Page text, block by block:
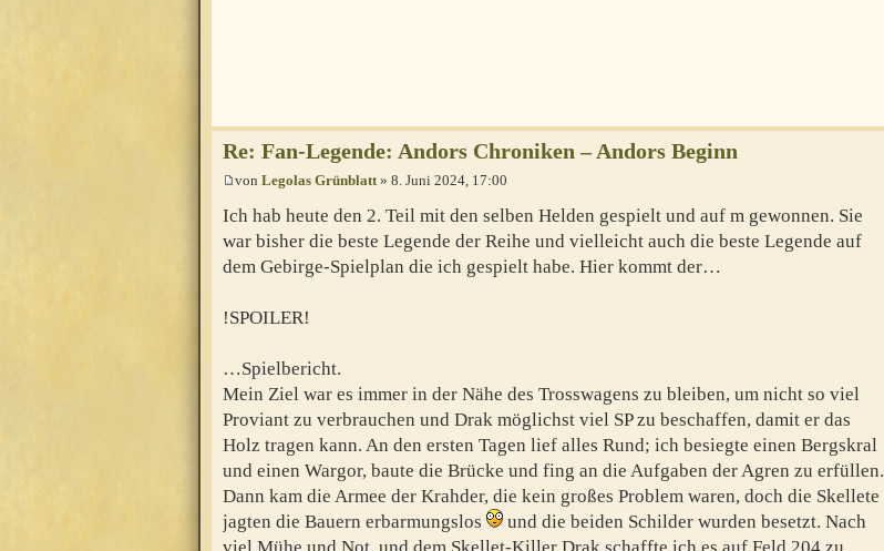
Re: Fan-Legende: Andors Chroniken – Andors Beginn
von Legolas Grünblatt » 8. Juni 2024, 17:00
Ich hab heute den 2. Teil mit den selben Helden gespielt und auf m gewonnen. Sie
war bisher die beste Legende der Reihe und vielleicht auch die beste Legende auf
dem Gebirge-Spielplan die ich gespielt habe. Hier kommt der…
!SPOILER!
…Spielbericht.
Mein Ziel war es immer in der Nähe des Trosswagens zu bleiben, um nicht so viel
Proviant zu verbrauchen und Drak möglichst viel SP zu beschaffen, damit er das
Holz tragen kann. An den ersten Tagen lief alles Rund; ich besiegte einen Bergskral
und einen Wargor, baute die Brücke und fing an die Aufgaben der Agren zu erfüllen.
Dann kam die Armee der Krahder, die kein großes Problem waren, doch die Skellete
jagten die Bauern erbarmungslos
und die beiden Schilder wurden besetzt. Nach